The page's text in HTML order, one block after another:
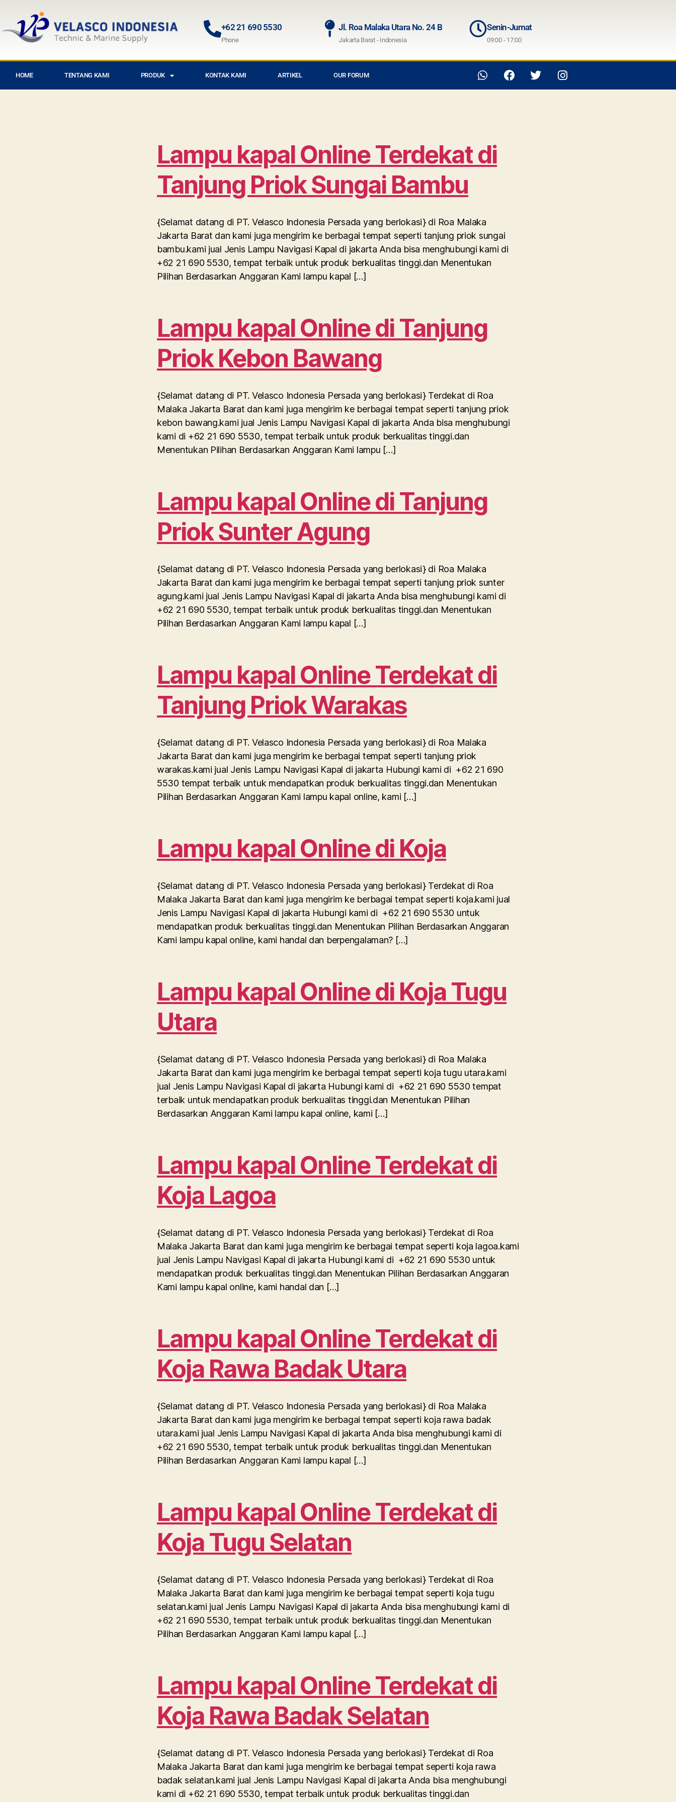
+62 21 690 5530
Phone
Jl. Roa Malaka Utara No. 24 B
Jakarta Barat - Indonesia
Senin-Jumat
09:00 - 17:00
HOME TENTANG KAMI PRODUK KONTAK KAMI ARTIKEL OUR FORUM
Lampu kapal Online Terdekat di
Tanjung Priok Sungai Bambu
{Selamat datang di PT. Velasco Indonesia Persada yang berlokasi} di Roa Malaka
Jakarta Barat dan kami juga mengirim ke berbagai tempat seperti tanjung priok sungai
bambu.kami jual Jenis Lampu Navigasi Kapal di jakarta Anda bisa menghubungi kami di
+62 21 690 5530, tempat terbaik untuk produk berkualitas tinggi.dan Menentukan
Pilihan Berdasarkan Anggaran Kami lampu kapal […]
Lampu kapal Online di Tanjung
Priok Kebon Bawang
{Selamat datang di PT. Velasco Indonesia Persada yang berlokasi} Terdekat di Roa
Malaka Jakarta Barat dan kami juga mengirim ke berbagai tempat seperti tanjung priok
kebon bawang.kami jual Jenis Lampu Navigasi Kapal di jakarta Anda bisa menghubungi
kami di +62 21 690 5530, tempat terbaik untuk produk berkualitas tinggi.dan
Menentukan Pilihan Berdasarkan Anggaran Kami lampu […]
Lampu kapal Online di Tanjung
Priok Sunter Agung
{Selamat datang di PT. Velasco Indonesia Persada yang berlokasi} di Roa Malaka
Jakarta Barat dan kami juga mengirim ke berbagai tempat seperti tanjung priok sunter
agung.kami jual Jenis Lampu Navigasi Kapal di jakarta Anda bisa menghubungi kami di
+62 21 690 5530, tempat terbaik untuk produk berkualitas tinggi.dan Menentukan
Pilihan Berdasarkan Anggaran Kami lampu kapal […]
Lampu kapal Online Terdekat di
Tanjung Priok Warakas
{Selamat datang di PT. Velasco Indonesia Persada yang berlokasi} di Roa Malaka
Jakarta Barat dan kami juga mengirim ke berbagai tempat seperti tanjung priok
warakas.kami jual Jenis Lampu Navigasi Kapal di jakarta Hubungi kami di +62 21 690
5530 tempat terbaik untuk mendapatkan produk berkualitas tinggi.dan Menentukan
Pilihan Berdasarkan Anggaran Kami lampu kapal online, kami […]
Lampu kapal Online di Koja
{Selamat datang di PT. Velasco Indonesia Persada yang berlokasi} Terdekat di Roa
Malaka Jakarta Barat dan kami juga mengirim ke berbagai tempat seperti koja.kami jual
Jenis Lampu Navigasi Kapal di jakarta Hubungi kami di +62 21 690 5530 untuk
mendapatkan produk berkualitas tinggi.dan Menentukan Pilihan Berdasarkan Anggaran
Kami lampu kapal online, kami handal dan berpengalaman? […]
Lampu kapal Online di Koja Tugu
Utara
{Selamat datang di PT. Velasco Indonesia Persada yang berlokasi} di Roa Malaka
Jakarta Barat dan kami juga mengirim ke berbagai tempat seperti koja tugu utara.kami
jual Jenis Lampu Navigasi Kapal di jakarta Hubungi kami di +62 21 690 5530 tempat
terbaik untuk mendapatkan produk berkualitas tinggi.dan Menentukan Pilihan
Berdasarkan Anggaran Kami lampu kapal online, kami […]
Lampu kapal Online Terdekat di
Koja Lagoa
{Selamat datang di PT. Velasco Indonesia Persada yang berlokasi} Terdekat di Roa
Malaka Jakarta Barat dan kami juga mengirim ke berbagai tempat seperti koja lagoa.kami
jual Jenis Lampu Navigasi Kapal di jakarta Hubungi kami di +62 21 690 5530 untuk
mendapatkan produk berkualitas tinggi.dan Menentukan Pilihan Berdasarkan Anggaran
Kami lampu kapal online, kami handal dan […]
Lampu kapal Online Terdekat di
Koja Rawa Badak Utara
{Selamat datang di PT. Velasco Indonesia Persada yang berlokasi} di Roa Malaka
Jakarta Barat dan kami juga mengirim ke berbagai tempat seperti koja rawa badak
utara.kami jual Jenis Lampu Navigasi Kapal di jakarta Anda bisa menghubungi kami di
+62 21 690 5530, tempat terbaik untuk produk berkualitas tinggi.dan Menentukan
Pilihan Berdasarkan Anggaran Kami lampu kapal […]
Lampu kapal Online Terdekat di
Koja Tugu Selatan
{Selamat datang di PT. Velasco Indonesia Persada yang berlokasi} Terdekat di Roa
Malaka Jakarta Barat dan kami juga mengirim ke berbagai tempat seperti koja tugu
selatan.kami jual Jenis Lampu Navigasi Kapal di jakarta Anda bisa menghubungi kami di
+62 21 690 5530, tempat terbaik untuk produk berkualitas tinggi.dan Menentukan
Pilihan Berdasarkan Anggaran Kami lampu kapal […]
Lampu kapal Online Terdekat di
Koja Rawa Badak Selatan
{Selamat datang di PT. Velasco Indonesia Persada yang berlokasi} Terdekat di Roa
Malaka Jakarta Barat dan kami juga mengirim ke berbagai tempat seperti koja rawa
badak selatan.kami jual Jenis Lampu Navigasi Kapal di jakarta Anda bisa menghubungi
kami di +62 21 690 5530, tempat terbaik untuk produk berkualitas tinggi.dan